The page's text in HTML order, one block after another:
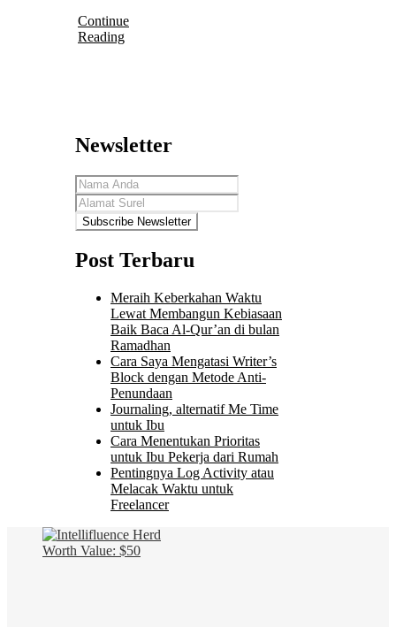
Continue
Reading
Newsletter
Post Terbaru
Meraih Keberkahan Waktu
Lewat Membangun Kebiasaan
Baik Baca Al-Qur’an di bulan
Ramadhan
Cara Saya Mengatasi Writer’s
Block dengan Metode Anti-
Penundaan
Journaling, alternatif Me Time
untuk Ibu
Cara Menentukan Prioritas
untuk Ibu Pekerja dari Rumah
Pentingnya Log Activity atau
Melacak Waktu untuk
Freelancer